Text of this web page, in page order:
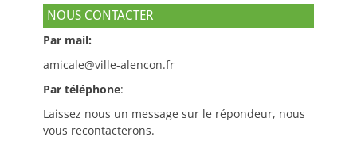
NOUS CONTACTER
Par mail:
amicale@ville-alencon.fr
Par téléphone:
Laissez nous un message sur le répondeur, nous
vous recontacterons.